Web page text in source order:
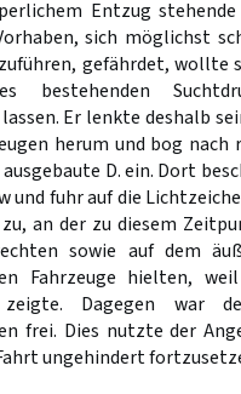
Entzug
sich möglichst
gefährdet, wollte
bestehenden
Er lenkte deshalb
herum und bog nach
D. ein. Dort
und fuhr auf die
an der zu diesem
sowie auf dem
Fahrzeuge hielten,
Dagegen war
frei. Dies nutzte der
ungehindert